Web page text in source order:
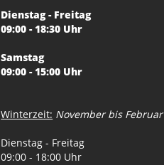
Dienstag - Freitag
09:00 - 18:30 Uhr
Samstag
09:00 - 15:00 Uhr
Winterzeit: November bis Februar
Dienstag - Freitag
09:00 - 18:00 Uhr